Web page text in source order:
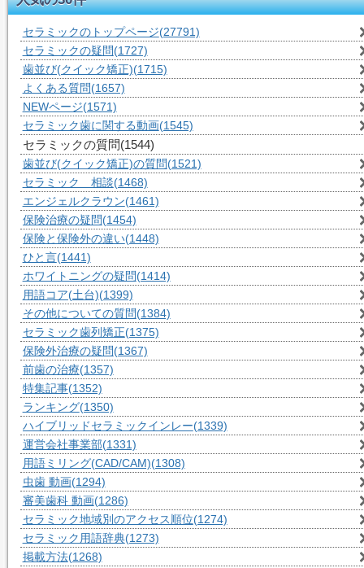
セラミックのトップページ(27791)
セラミックの疑問(1727)
歯並び(クイック矯正)(1715)
よくある質問(1657)
NEWページ(1571)
セラミック歯に関する動画(1545)
セラミックの質問(1544)
歯並び(クイック矯正)の質問(1521)
セラミック 相談(1468)
エンジェルクラウン(1461)
保険治療の疑問(1454)
保険と保険外の違い(1448)
ひと言(1441)
ホワイトニングの疑問(1414)
用語コア(土台)(1399)
その他についての質問(1384)
セラミック歯列矯正(1375)
保険外治療の疑問(1367)
前歯の治療(1357)
特集記事(1352)
ランキング(1350)
ハイブリッドセラミックインレー(1339)
運営会社事業部(1331)
用語ミリング(CAD/CAM)(1308)
虫歯 動画(1294)
審美歯科 動画(1286)
セラミック地域別のアクセス順位(1274)
セラミック用語辞典(1273)
掲載方法(1268)